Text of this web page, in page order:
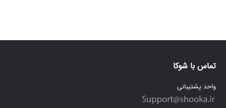
تماس با شوکا
واحد پشتیبانی